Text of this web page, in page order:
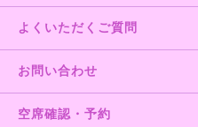
よくいただくご質問
お問い合わせ
空席確認・予約